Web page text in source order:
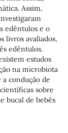
Assim,
edêntulos e o
livros avaliados,
edêntulos.
estudos
na microbiota
condução de
sobre
bucal de bebês